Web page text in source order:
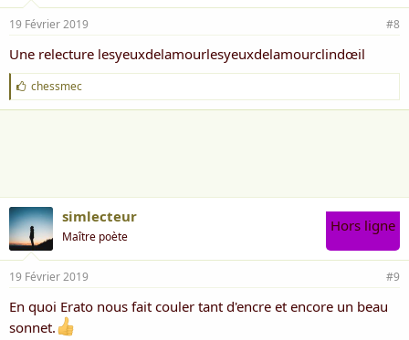
19 Février 2019 #8
Une relecture lesyeuxdelamourlesyeuxdelamourclindœil
J
'
a
chessmec
simlecteur
Maître poète
Hors ligne
19 Février 2019 #9
En quoi Erato nous fait couler tant d'encre et encore un beau
sonnet.